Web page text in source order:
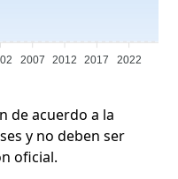
2007 2012 2017 2022
de acuerdo a la
y no deben ser
oficial.